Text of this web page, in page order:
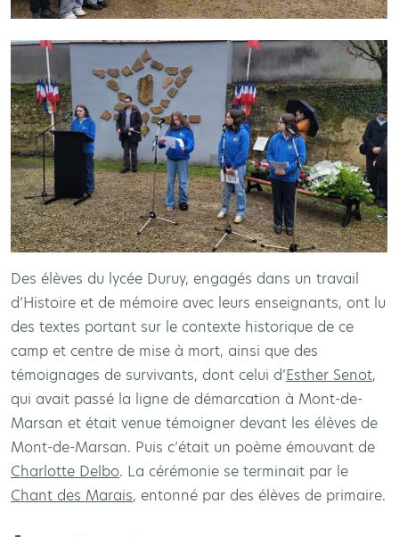
Des élèves du lycée Duruy, engagés dans un travail
d’Histoire et de mémoire avec leurs enseignants, ont lu
des textes portant sur le contexte historique de ce
camp et centre de mise à mort, ainsi que des
témoignages de survivants, dont celui d’Esther Senot,
qui avait passé la ligne de démarcation à Mont-de-
Marsan et était venue témoigner devant les élèves de
Mont-de-Marsan. Puis c’était un poème émouvant de
Charlotte Delbo. La cérémonie se terminait par le
Chant des Marais, entonné par des élèves de primaire.